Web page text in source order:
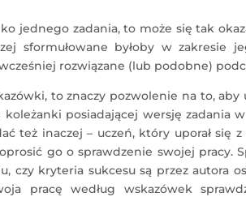
jednego zadania, to może się tak
sformułowane byłoby w zakresie
rozwiązane (lub podobne)
to znaczy pozwolenie na to, aby
posiadającej wersję zadania
też inaczej – uczeń, który uporał się
go o sprawdzenie swojej pracy.
czy kryteria sukcesu są przez autora
pracę według wskazówek